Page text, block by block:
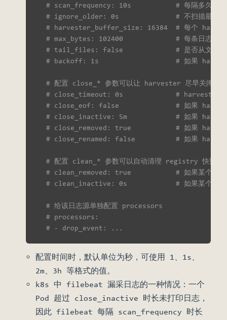
# scan_frequency: 10s           # 每隔多久扫描一
# ignore_older: 0s              # 不扫描最后修改时
# harvester_buffer_size: 16384  # 每个
# max_bytes: 102400             # 每条日志的
# tail_files: false             # 是否从文件的末
# backoff: 1s                   # 如果 harvester 读
# 配置 close_* 参数可以让 harvester 尽早关闭文件
# close_timeout: 0s             # harvester 每次读
# close_eof: false              # 如果 harvester
# close_inactive: 5m            # 如果 harvester 读
# close_removed: true           # 如果 harvester
# close_renamed: false          # 如果 harvester
# 配置 clean_* 参数可以自动清理 registry 快照文件
# clean_removed: true           # 如果某个日志文
# clean_inactive: 0s            # 如果某个日志文件
# 给该日志源单独配置 processors
# processors:
# - drop_event: ...
配置时间时，默认单位为秒，可使用 1、1s、
2m、3h 等格式的值。
k8s 中 filebeat 漏采日志的一种情况：一个
Pod 超过 close_inactive 时长未打印日志，
因此 filebeat 每隔 scan_frequency 时长